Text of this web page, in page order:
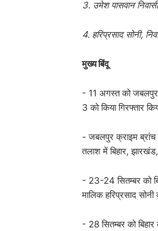
3. उमेश पासवान
4. हरिप्रसाद सोनी,
मुख्य बिंदू
- 11 अगस्त को जबलपुर
3 को किया गिरफ्तार
- जबलपुर क्राइम ब्रांच
तलाश में बिहार,
- 23-24 सितम्बर को
मालिक हरिप्रसाद सोनी
- 28 सितम्बर को